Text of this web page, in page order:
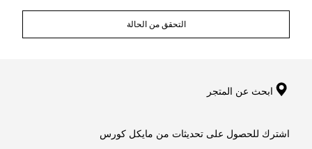
التحقق من الحالة
ابحث عن المتجر
اشترك للحصول على تحديثات من مايكل كورس